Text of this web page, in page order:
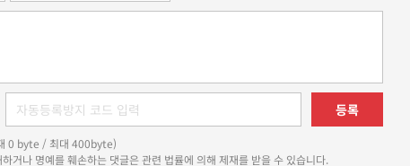
등록
0 byte / 최대 400byte)
거나 명예를 훼손하는 댓글은 관련 법률에 의해 제재를 받을 수 있습니다.